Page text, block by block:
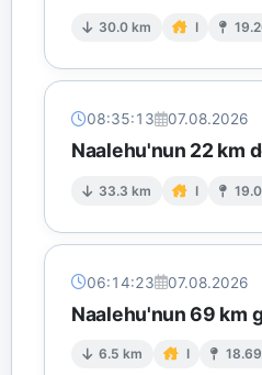
30.0 km I
08:35:13 07.08.2026
Naalehu'nun 22 km
33.3 km I
06:14:23 07.08.2026
Naalehu'nun 69 km
6.5 km I